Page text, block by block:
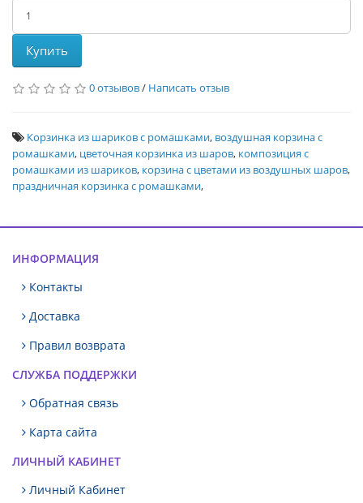
Купить
0 отзывов/ Написать отзыв
Корзинка из шариков с ромашками, воздушная корзина с
ромашками, цветочная корзинка из шаров, композиция с
ромашками из шариков, корзина с цветами из воздушных шаров,
праздничная корзинка с ромашками,
ИНФОРМАЦИЯ
Контакты
Доставка
Правил возврата
СЛУЖБА ПОДДЕРЖКИ
Обратная связь
Карта сайта
ЛИЧНЫЙ КАБИНЕТ
Личный Кабинет